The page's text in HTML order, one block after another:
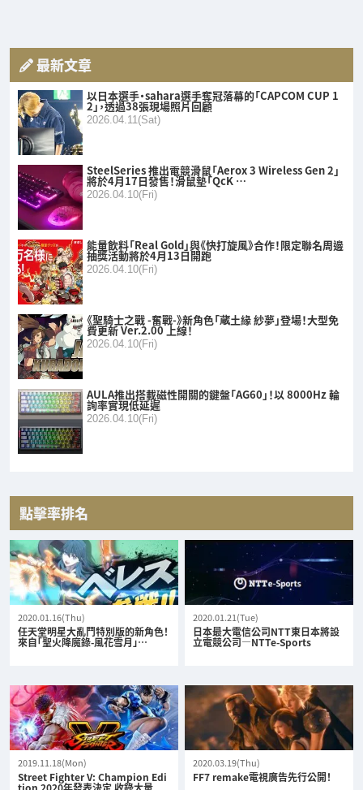
最新文章
以日本選手・sahara選手奪冠落幕的「CAPCOM CUP 1
2」，透過38張現場照片回顧
2026.04.11(Sat)
SteelSeries 推出電競滑鼠「Aerox 3 Wireless Gen 2」
將於4月17日發售！滑鼠墊「QcK …
2026.04.10(Fri)
能量飲料「Real Gold」與《快打旋風》合作！限定聯名周邊
抽獎活動將於4月13日開跑
2026.04.10(Fri)
《聖騎士之戰 -奮戰-》新角色「蔵土緣 紗夢」登場！大型免
費更新 Ver.2.00 上線！
2026.04.10(Fri)
AULA推出搭載磁性開關的鍵盤「AG60」！以 8000Hz 輪
詢率實現低延遲
2026.04.10(Fri)
點擊率排名
2020.01.16(Thu)
任天堂明星大亂鬥特別版的新角色！
來自「聖火降魔錄-風花雪月」…
2020.01.21(Tue)
日本最大電信公司NTT東日本將設
立電競公司—NTTe-Sports
2019.11.18(Mon)
Street Fighter V: Champion Edi
2020.03.19(Thu)
FF7 remake電視廣告先行公開！